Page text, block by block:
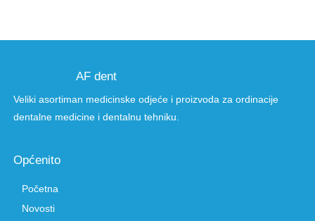
AF dent
Veliki asortiman medicinske odjeće i proizvoda za ordinacije
dentalne medicine i dentalnu tehniku.
Općenito
Početna
Novosti